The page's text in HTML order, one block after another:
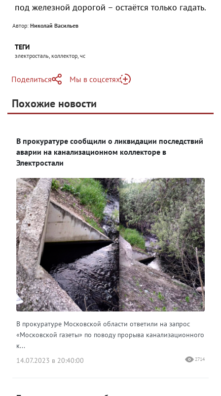
под железной дорогой – остаётся только гадать.
Автор: Николай Васильев
ТЕГИ
электросталь, коллектор, чс
Поделиться
Telegram
Одноклассники
Мы в соцсетях
Яндекс Дзен
Похожие новости
В прокуратуре сообщили о ликвидации последствий
аварии на канализационном коллекторе в
Электростали
В прокуратуре Московской области ответили на запрос
«Московской газеты» по поводу прорыва канализационного
к...
14.07.2023 в 20:40:00
2714